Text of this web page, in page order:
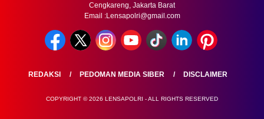
Cengkareng, Jakarta Barat
Email :Lensapolri@gmail.com
REDAKSI PEDOMAN MEDIA SIBER DISCLAIMER
COPYRIGHT © 2026 LENSAPOLRI - ALL RIGHTS RESERVED